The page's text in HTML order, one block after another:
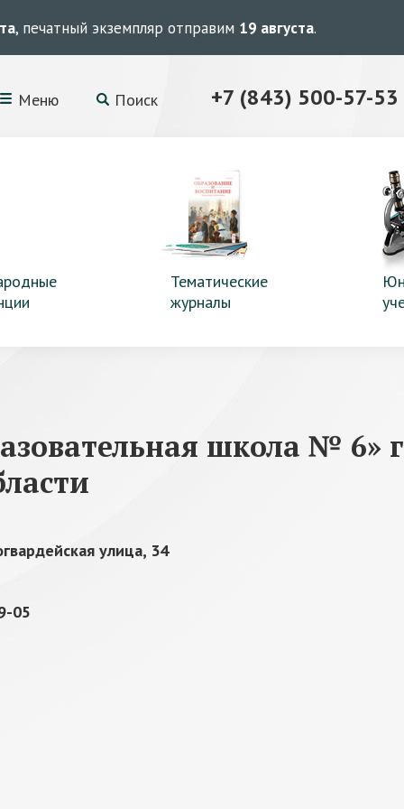
, печатный экземпляр отправим 19 августа.
Меню Поиск +7 (843) 500-57-53
Тематические
журналы
школа № 6»
улица, 34
05